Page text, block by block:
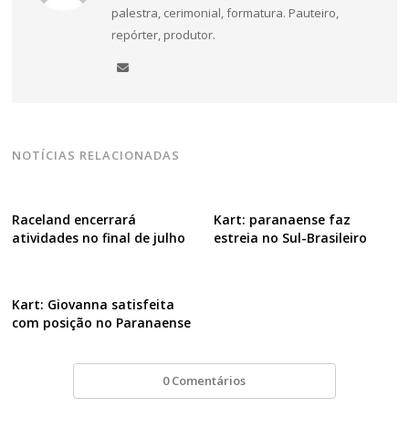
palestra, cerimonial, formatura. Pauteiro,
repórter, produtor.
NOTÍCIAS RELACIONADAS
Raceland encerrará
atividades no final de julho
Kart: paranaense faz
estreia no Sul-Brasileiro
Kart: Giovanna satisfeita
com posição no Paranaense
0 Comentários